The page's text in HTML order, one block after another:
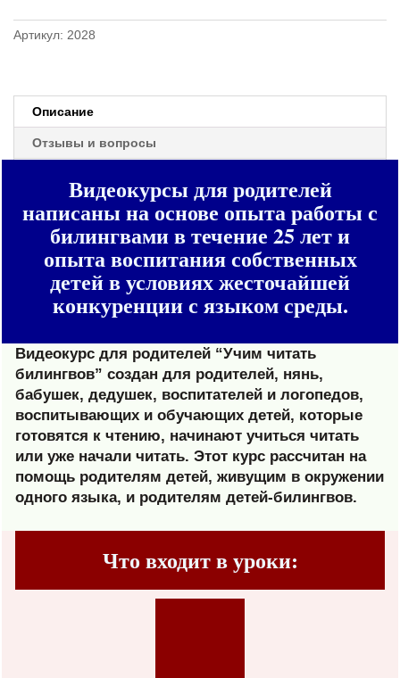
Видеокурс
и
учителей
игры
Артикул: 2028
Описание
Отзывы и вопросы
Видеокурсы для родителей
написаны на основе опыта работы с
билингвами в течение 25 лет и
опыта воспитания собственных
детей в условиях жесточайшей
конкуренции с языком среды.
Видеокурс для родителей “Учим читать
билингвов” создан для родителей, нянь,
бабушек, дедушек, воспитателей и логопедов,
воспитывающих и обучающих детей, которые
готовятся к чтению, начинают учиться читать
или уже начали читать. Этот курс рассчитан на
помощь родителям детей, живущим в окружении
одного языка, и родителям детей-билингвов.
Что входит в уроки: